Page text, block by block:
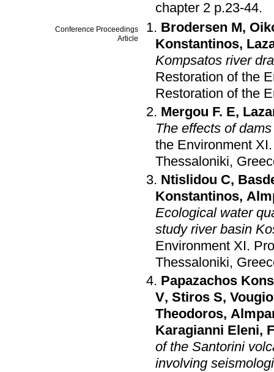
chapter 2 p.23-44.
Conference Proceedings
Article
Brodersen M,
Konstantinos,
Kompsatos river
Restoration of the
Restoration of the
Mergou F. E,
The effects of
the Environment ΧΙ
Thessaloniki,
Ntislidou C,
Konstantinos,
Ecological water
study river basin
Environment ΧΙ.
Thessaloniki,
Papazachos
V, Stiros S,
Theodoros,
Karagianni Eleni,
of the Santorini
involving